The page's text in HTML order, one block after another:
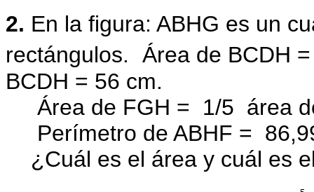
2. En la figura: ABHG es un
rectángulos.
Área de BCDH
BCDH = 56 cm.
Área de FGH = 1/5 área
Perímetro de ABHF =
¿Cuál es el área y cuál es